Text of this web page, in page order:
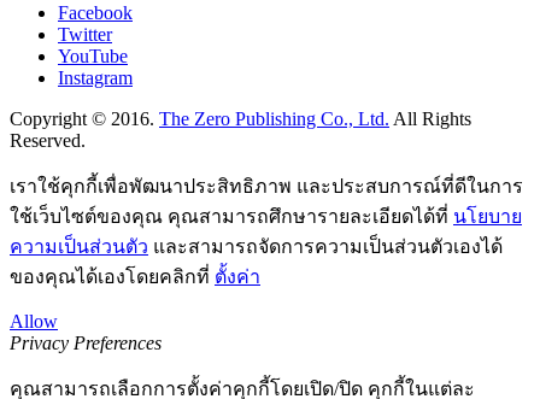
Facebook
Twitter
YouTube
Instagram
Copyright © 2016. The Zero Publishing Co., Ltd. All Rights
Reserved.
เราใช้คุกกี้เพื่อพัฒนาประสิทธิภาพ และประสบการณ์ที่ดีในการ
ใช้เว็บไซต์ของคุณ คุณสามารถศึกษารายละเอียดได้ที่ นโยบาย
ความเป็นส่วนตัว และสามารถจัดการความเป็นส่วนตัวเองได้
ของคุณได้เองโดยคลิกที่ ตั้งค่า
Allow
Privacy Preferences
คุณสามารถเลือกการตั้งค่าคุกกี้โดยเปิด/ปิด คุกกี้ในแต่ละ